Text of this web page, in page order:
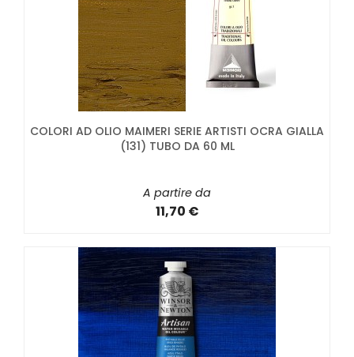
COLORI AD OLIO MAIMERI SERIE ARTISTI OCRA GIALLA
(131) TUBO DA 60 ML
A partire da
11,70 €